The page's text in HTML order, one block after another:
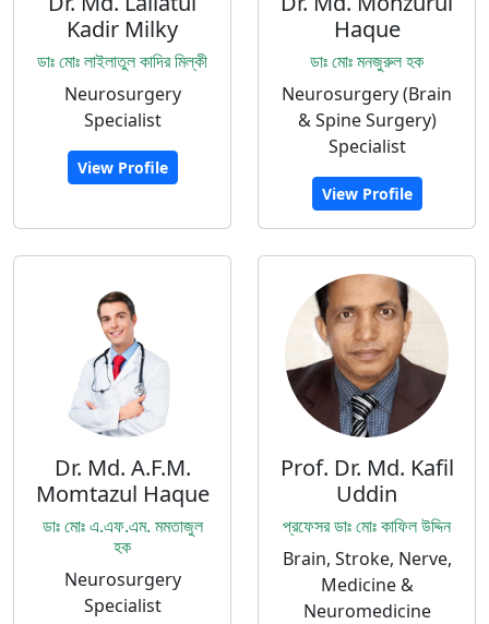
Kadir Milky
ডাঃ মোঃ লাইলাতুল কাদির মিল্কী
Neurosurgery
Specialist
View Profile
Haque
ডাঃ মোঃ মনজুরুল হক
Neurosurgery (Brain
& Spine Surgery)
Specialist
View Profile
Dr. Md. A.F.M.
Momtazul Haque
ডাঃ মোঃ এ.এফ.এম. মমতাজুল
হক
Neurosurgery
Specialist
Prof. Dr. Md. Kafil
Uddin
প্রফেসর ডাঃ মোঃ কাফিল উদ্দিন
Brain, Stroke, Nerve,
Medicine &
Neuromedicine